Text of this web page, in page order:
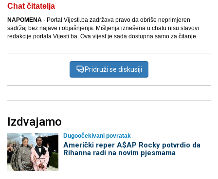
Chat čitatelja
NAPOMENA - Portal Vijesti.ba zadržava pravo da obriše neprimjeren
sadržaj bez najave i objašnjenja. Mišljenja iznešena u chatu nisu stavovi
redakcije portala Vijesti.ba. Ova vijest je sada dostupna samo za čitanje.
Pridruži se diskusiji
Izdvajamo
Dugoočekivani povratak
Američki reper A$AP Rocky potvrdio da
Rihanna radi na novim pjesmama